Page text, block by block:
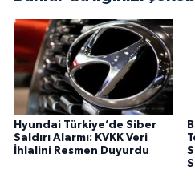
Hyundai Türkiye’de Siber
Saldırı Alarmı: KVKK Veri
İhlalini Resmen Duyurdu